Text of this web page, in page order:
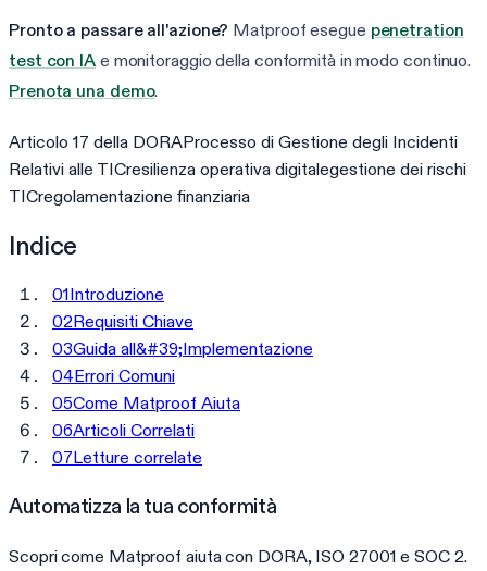
Pronto a passare all'azione? Matproof esegue penetration
test con IAe monitoraggio della conformità in modo continuo.
Prenota una demo.
Articolo 17 della DORAProcesso di Gestione degli Incidenti
Relativi alle TICresilienza operativa digitalegestione dei rischi
TICregolamentazione finanziaria
Indice
01Introduzione
02Requisiti Chiave
03Guida all&#39;Implementazione
04Errori Comuni
05Come Matproof Aiuta
06Articoli Correlati
07Letture correlate
Automatizza la tua conformità
Scopri come Matproof aiuta con DORA, ISO 27001 e SOC 2.